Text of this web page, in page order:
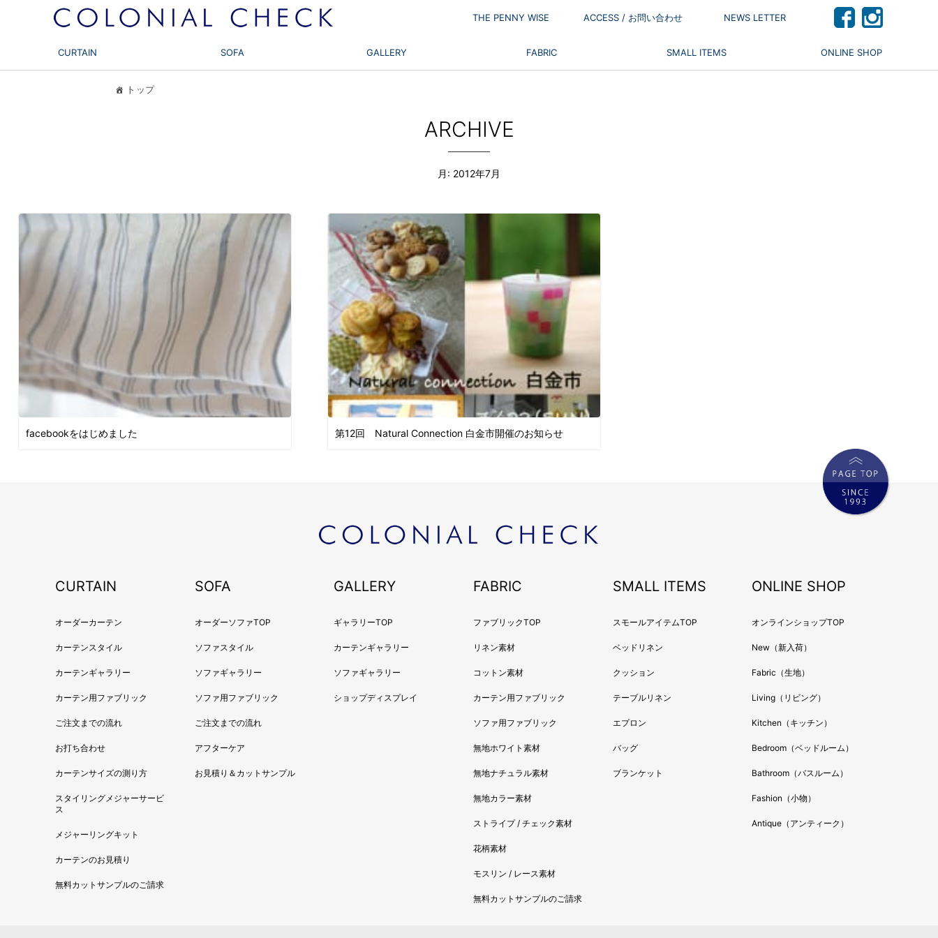
THE PENNY WISE ACCESS / お問い合わせ NEWS LETTER
CURTAIN SOFA GALLERY FABRIC SMALL ITEMS ONLINE SHOP
トップ
ARCHIVE
月: 2012年7月
facebookをはじめました 第12回 Natural Connection 白金市開催のお知らせ
CURTAIN
オーダーカーテン
カーテンスタイル
カーテンギャラリー
カーテン用ファブリック
ご注文までの流れ
お打ち合わせ
カーテンサイズの測り方
スタイリングメジャーサービ
ス
メジャーリングキット
カーテンのお見積り
無料カットサンプルのご請求
SOFA
オーダーソファTOP
ソファスタイル
ソファギャラリー
ソファ用ファブリック
ご注文までの流れ
アフターケア
お見積り＆カットサンプル
GALLERY
ギャラリーTOP
カーテンギャラリー
ソファギャラリー
ショップディスプレイ
FABRIC
ファブリックTOP
リネン素材
コットン素材
カーテン用ファブリック
ソファ用ファブリック
無地ホワイト素材
無地ナチュラル素材
無地カラー素材
ストライプ / チェック素材
花柄素材
モスリン / レース素材
無料カットサンプルのご請求
SMALL ITEMS
スモールアイテムTOP
ベッドリネン
クッション
テーブルリネン
エプロン
バッグ
ブランケット
ONLINE SHOP
オンラインショップTOP
New（新入荷）
Fabric（生地）
Living（リビング）
Kitchen（キッチン）
Bedroom（ベッドルーム）
Bathroom（バスルーム）
Fashion（小物）
Antique（アンティーク）